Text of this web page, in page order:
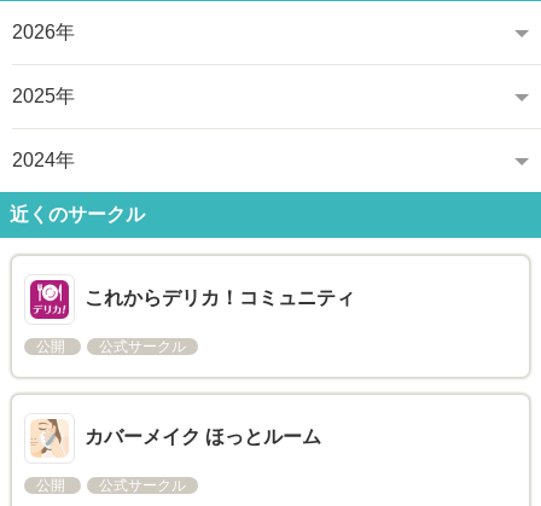
2026年
2025年
2024年
近くのサークル
これからデリカ！コミュニティ
公開 公式サークル
カバーメイク ほっとルーム
公開 公式サークル